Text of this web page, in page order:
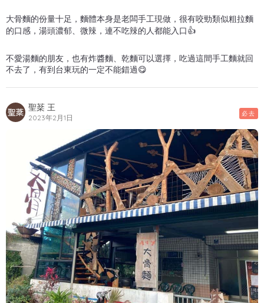
大骨麵的份量十足，麵體本身是老闆手工現做，很有咬勁類似粗拉麵
的口感，湯頭濃郁、微辣，連不吃辣的人都能入口👍
不愛湯麵的朋友，也有炸醬麵、乾麵可以選擇，吃過這間手工麵就回
不去了，有到台東玩的一定不能錯過😋
聖棻 王
2023年2月1日 必去